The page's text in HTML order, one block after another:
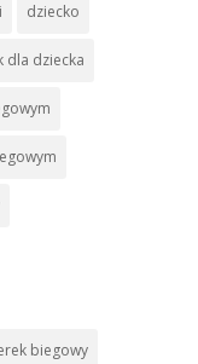
dziecko
dla dziecka
biegowy